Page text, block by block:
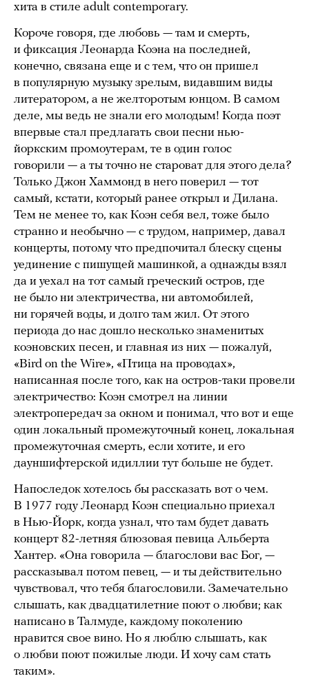
хита в стиле adult contemporary.
Короче говоря, где любовь — там и смерть,
и фиксация Леонарда Коэна на последней,
конечно, связана еще и с тем, что он пришел
в популярную музыку зрелым, видавшим виды
литератором, а не желторотым юнцом. В самом
деле, мы ведь не знали его молодым! Когда поэт
впервые стал предлагать свои песни нью-
йоркским промоутерам, те в один голос
говорили — а ты точно не староват для этого дела?
Только Джон Хаммонд в него поверил — тот
самый, кстати, который ранее открыл и Дилана.
Тем не менее то, как Коэн себя вел, тоже было
странно и необычно — с трудом, например, давал
концерты, потому что предпочитал блеску сцены
уединение с пишущей машинкой, а однажды взял
да и уехал на тот самый греческий остров, где
не было ни электричества, ни автомобилей,
ни горячей воды, и долго там жил. От этого
периода до нас дошло несколько знаменитых
коэновских песен, и главная из них — пожалуй,
«Bird on the Wire», «Птица на проводах»,
написанная после того, как на остров-таки провели
электричество: Коэн смотрел на линии
электропередач за окном и понимал, что вот и еще
один локальный промежуточный конец, локальная
промежуточная смерть, если хотите, и его
дауншифтерской идиллии тут больше не будет.
Напоследок хотелось бы рассказать вот о чем.
В 1977 году Леонард Коэн специально приехал
в Нью-Йорк, когда узнал, что там будет давать
концерт 82-летняя блюзовая певица Альберта
Хантер. «Она говорила — благослови вас Бог, —
рассказывал потом певец, — и ты действительно
чувствовал, что тебя благословили. Замечательно
слышать, как двадцатилетние поют о любви; как
написано в Талмуде, каждому поколению
нравится свое вино. Но я люблю слышать, как
о любви поют пожилые люди. И хочу сам стать
таким».